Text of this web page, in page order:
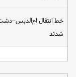
خط انتقال ام‌الدبس–دشت
شدند